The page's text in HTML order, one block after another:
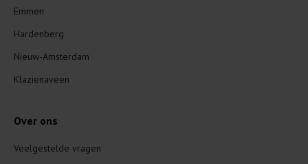
Emmen
Hardenberg
Nieuw-Amsterdam
Klazienaveen
Over ons
Veelgestelde vragen